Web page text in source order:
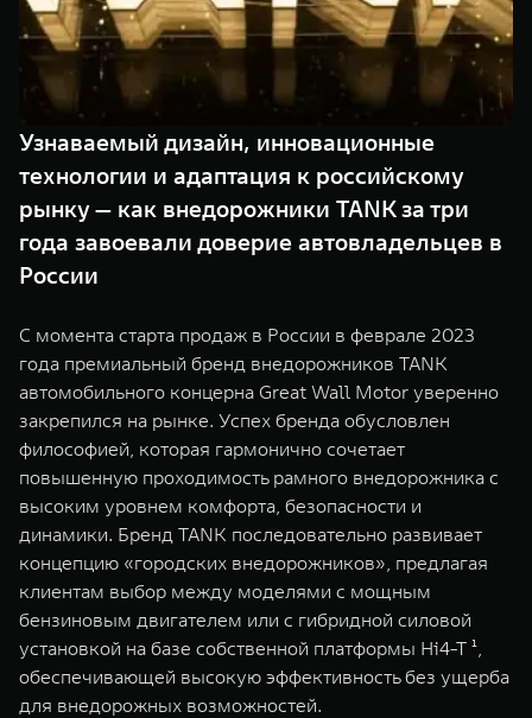
TANK 500
Веди за собой
от 6 499 000 ₽
TANK 700
Сила признания
от 10 199 000 ₽
Расширяя границы комфорта
от 6 149 000 ₽
Эстетика нового времени
от 5 699 000 ₽
WEY 80
Масштаб возможностей
от 6 449 000 ₽
WEY 80 Лаундж
Масштаб возможностей
от 8 099 000 ₽
TANK Финансы
Корпоративным клиентам
TANK ФИНАНСЫ
TANK Кредит
TANK Лизинг
TANK Страхование
Сервис
Специальные предложения
Моторные масла
ЦИФРОВЫЕ СЕРВИСЫ TANK
Цифровые сервисы TANK
Подписки
Узнаваемый дизайн, инновационные
технологии и адаптация к российскому
рынку — как внедорожники TANK за три
года завоевали доверие автовладельцев в
России
С момента старта продаж в России в феврале 2023
года премиальный бренд внедорожников TANK
автомобильного концерна Great Wall Motor уверенно
закрепился на рынке. Успех бренда обусловлен
философией, которая гармонично сочетает
повышенную проходимость рамного внедорожника с
высоким уровнем комфорта, безопасности и
динамики. Бренд TANK последовательно развивает
концепцию «городских внедорожников», предлагая
клиентам выбор между моделями с мощным
бензиновым двигателем или с гибридной силовой
установкой на базе собственной платформы Hi4-T ¹,
обеспечивающей высокую эффективность без ущерба
для внедорожных возможностей.